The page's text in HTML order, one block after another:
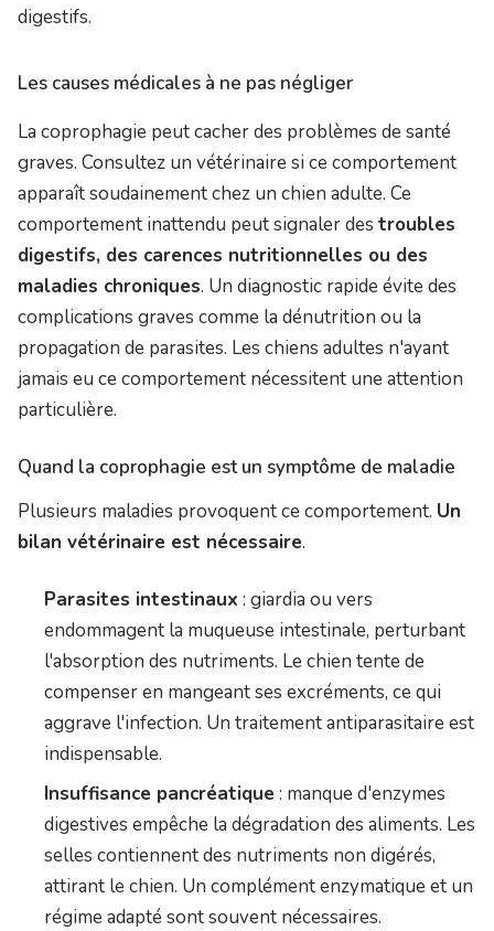
digestifs.
Les causes médicales à ne pas négliger
La coprophagie peut cacher des problèmes de santé
graves. Consultez un vétérinaire si ce comportement
apparaît soudainement chez un chien adulte. Ce
comportement inattendu peut signaler des troubles
digestifs, des carences nutritionnelles ou des
maladies chroniques. Un diagnostic rapide évite des
complications graves comme la dénutrition ou la
propagation de parasites. Les chiens adultes n'ayant
jamais eu ce comportement nécessitent une attention
particulière.
Quand la coprophagie est un symptôme de maladie
Plusieurs maladies provoquent ce comportement. Un
bilan vétérinaire est nécessaire.
Parasites intestinaux : giardia ou vers
endommagent la muqueuse intestinale, perturbant
l'absorption des nutriments. Le chien tente de
compenser en mangeant ses excréments, ce qui
aggrave l'infection. Un traitement antiparasitaire est
indispensable.
Insuffisance pancréatique : manque d'enzymes
digestives empêche la dégradation des aliments. Les
selles contiennent des nutriments non digérés,
attirant le chien. Un complément enzymatique et un
régime adapté sont souvent nécessaires.